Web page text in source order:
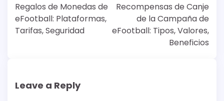
Regalos de Monedas de
eFootball: Plataformas,
Tarifas, Seguridad
Recompensas de Canje
de la Campaña de
eFootball: Tipos, Valores,
Beneficios
Leave a Reply